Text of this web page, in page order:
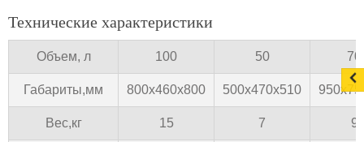
Технические характеристики
Объем, л 100 50
Габариты,мм 800х460х800 500х470х510
Вес,кг 15 7